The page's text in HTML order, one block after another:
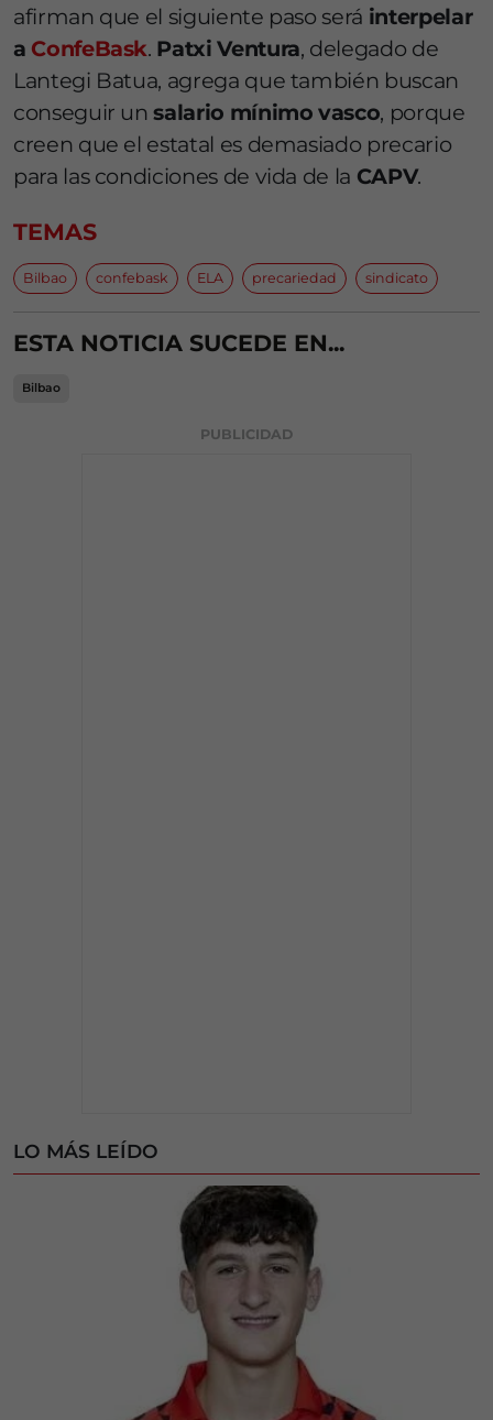
afirman que el siguiente paso será interpelar
a ConfeBask. Patxi Ventura, delegado de
Lantegi Batua, agrega que también buscan
conseguir unsalario mínimo vasco, porque
creen que el estatal es demasiado precario
para las condiciones de vida de la CAPV.
TEMAS
Bilbao confebask ELA precariedad sindicato
ESTA NOTICIA SUCEDE EN...
Bilbao
PUBLICIDAD
LO MÁS LEÍDO